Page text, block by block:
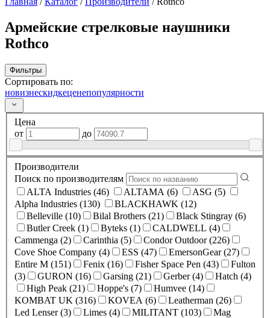
Армейские стрелковые наушники
Rothco
Фильтры
Сортировать по:
новизнескидкеценепопулярности
Цена
от
до
Производители
Поиск по производителям
ALTA Industries (46)
ALTAMA (6)
ASG (5)
Alpha Industries (130)
BLACKHAWK (12)
Belleville (10)
Bilal Brothers (21)
Black Stingray (6)
Butler Creek (1)
Byteks (1)
CALDWELL (4)
Cammenga (2)
Carinthia (5)
Condor Outdoor (226)
Cove Shoe Company (4)
ESS (47)
EmersonGear (27)
Entire M (151)
Fenix (16) Fisher Space Pen (43)
Fulton
(3)
GURON (16) Garsing (21) Gerber (4)
Hatch (4)
High Peak (21)
Hoppe's (7)
Humvee (14)
KOMBAT UK (316)
KOVEA (6)
Leatherman (26)
Led Lenser (3)
Limes (4) MILITANT (103)
Mag